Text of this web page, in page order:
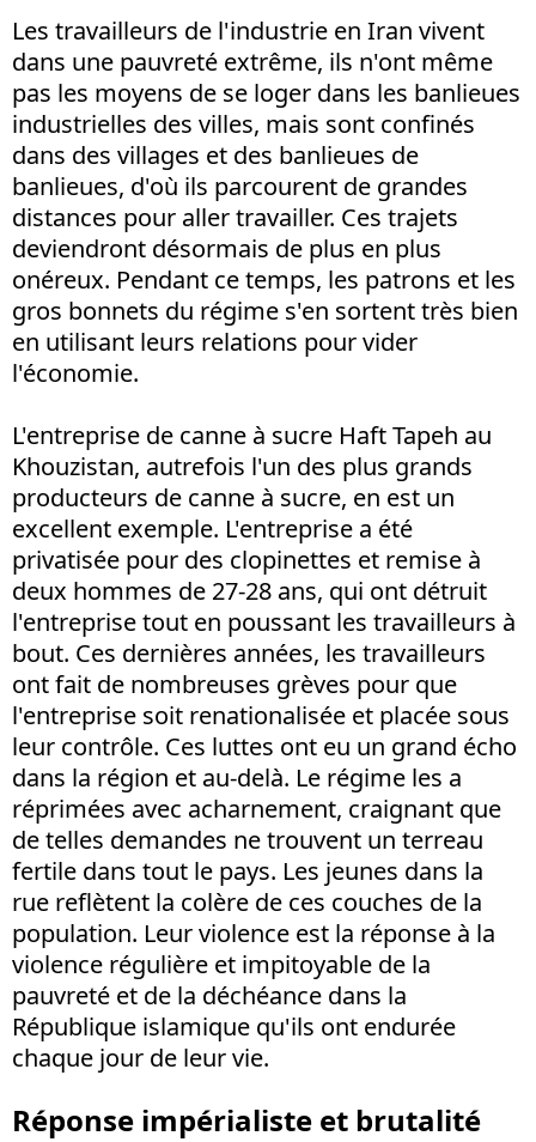
Les travailleurs de l'industrie en Iran vivent
dans une pauvreté extrême, ils n'ont même
pas les moyens de se loger dans les banlieues
industrielles des villes, mais sont confinés
dans des villages et des banlieues de
banlieues, d'où ils parcourent de grandes
distances pour aller travailler. Ces trajets
deviendront désormais de plus en plus
onéreux. Pendant ce temps, les patrons et les
gros bonnets du régime s'en sortent très bien
en utilisant leurs relations pour vider
l'économie.
L'entreprise de canne à sucre Haft Tapeh au
Khouzistan, autrefois l'un des plus grands
producteurs de canne à sucre, en est un
excellent exemple. L'entreprise a été
privatisée pour des clopinettes et remise à
deux hommes de 27-28 ans, qui ont détruit
l'entreprise tout en poussant les travailleurs à
bout. Ces dernières années, les travailleurs
ont fait de nombreuses grèves pour que
l'entreprise soit renationalisée et placée sous
leur contrôle. Ces luttes ont eu un grand écho
dans la région et au-delà. Le régime les a
réprimées avec acharnement, craignant que
de telles demandes ne trouvent un terreau
fertile dans tout le pays. Les jeunes dans la
rue reflètent la colère de ces couches de la
population. Leur violence est la réponse à la
violence régulière et impitoyable de la
pauvreté et de la déchéance dans la
République islamique qu'ils ont endurée
chaque jour de leur vie.
Réponse impérialiste et brutalité